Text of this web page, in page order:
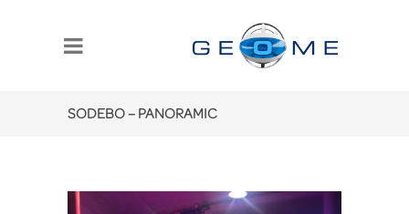
SODEBO – PANORAMIC